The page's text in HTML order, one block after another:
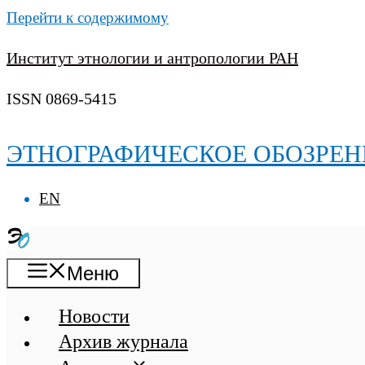
Перейти к содержимому
Институт этнологии и антропологии РАН
ISSN 0869-5415
ЭТНОГРАФИЧЕСКОЕ
EN
Меню
Новости
Архив журнала